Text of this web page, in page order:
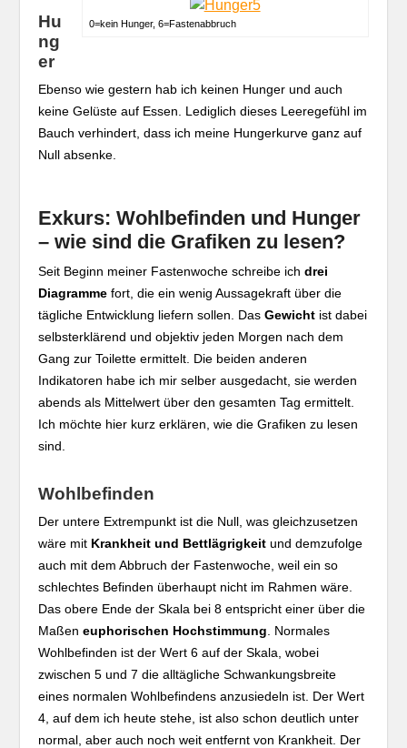
0=kein Hunger, 6=Fastenabbruch
Hu
ng
er
Ebenso wie gestern hab ich keinen Hunger und auch
keine Gelüste auf Essen. Lediglich dieses Leeregefühl im
Bauch verhindert, dass ich meine Hungerkurve ganz auf
Null absenke.
Exkurs: Wohlbefinden und Hunger
– wie sind die Grafiken zu lesen?
Seit Beginn meiner Fastenwoche schreibe ichdrei
Diagramme fort, die ein wenig Aussagekraft über die
tägliche Entwicklung liefern sollen. DasGewicht ist dabei
selbsterklärend und objektiv jeden Morgen nach dem
Gang zur Toilette ermittelt. Die beiden anderen
Indikatoren habe ich mir selber ausgedacht, sie werden
abends als Mittelwert über den gesamten Tag ermittelt.
Ich möchte hier kurz erklären, wie die Grafiken zu lesen
sind.
Wohlbefinden
Der untere Extrempunkt ist die Null, was gleichzusetzen
wäre mit Krankheit und Bettlägrigkeit und demzufolge
auch mit dem Abbruch der Fastenwoche, weil ein so
schlechtes Befinden überhaupt nicht im Rahmen wäre.
Das obere Ende der Skala bei 8 entspricht einer über die
Maßeneuphorischen Hochstimmung . Normales
Wohlbefinden ist der Wert 6 auf der Skala, wobei
zwischen 5 und 7 die alltägliche Schwankungsbreite
eines normalen Wohlbefindens anzusiedeln ist. Der Wert
4, auf dem ich heute stehe, ist also schon deutlich unter
normal, aber auch noch weit entfernt von Krankheit. Der